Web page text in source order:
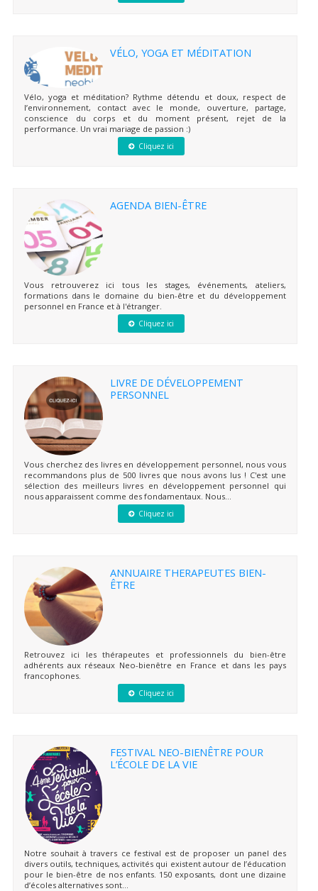
VÉLO, YOGA ET MÉDITATION
Vélo, yoga et méditation? Rythme détendu et doux, respect de
l’environnement, contact avec le monde, ouverture, partage,
conscience du corps et du moment présent, rejet de la
performance. Un vrai mariage de passion :)
Cliquez ici
AGENDA BIEN-ÊTRE
Vous retrouverez ici tous les stages, événements, ateliers,
formations dans le domaine du bien-être et du développement
personnel en France et à l'étranger.
Cliquez ici
LIVRE DE DÉVELOPPEMENT
PERSONNEL
Vous cherchez des livres en développement personnel, nous vous
recommandons plus de 500 livres que nous avons lus ! C'est une
sélection des meilleurs livres en développement personnel qui
nous apparaissent comme des fondamentaux. Nous...
Cliquez ici
ANNUAIRE THERAPEUTES BIEN-
ÊTRE
Retrouvez ici les thérapeutes et professionnels du bien-être
adhérents aux réseaux Neo-bienêtre en France et dans les pays
francophones.
Cliquez ici
FESTIVAL NEO-BIENÊTRE POUR
L’ÉCOLE DE LA VIE
Notre souhait à travers ce festival est de proposer un panel des
divers outils, techniques, activités qui existent autour de l’éducation
pour le bien-être de nos enfants. 150 exposants, dont une dizaine
d’écoles alternatives sont...